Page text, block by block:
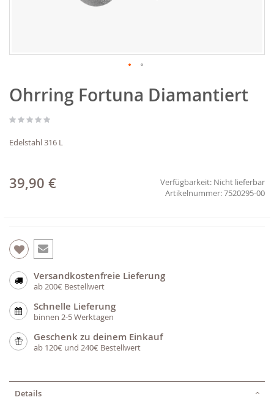
Anfang
der
springen
Ohrring Fortuna Diamantiert
Edelstahl 316 L
39,90 € Verfügbarkeit: Nicht lieferbar
7520295-00
Versandkostenfreie Lieferung
ab 200€ Bestellwert
Schnelle Lieferung
binnen 2-5 Werktagen
Geschenk zu deinem Einkauf
ab 120€ und 240€ Bestellwert
Details